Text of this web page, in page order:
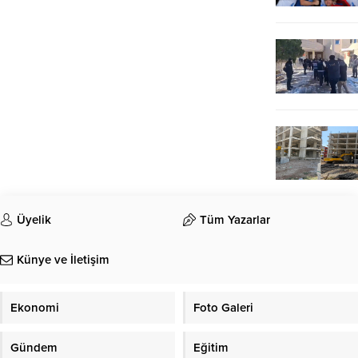
Üyelik Tüm Yazarlar
Künye ve İletişim
Ekonomi Foto Galeri
Gündem Eğitim